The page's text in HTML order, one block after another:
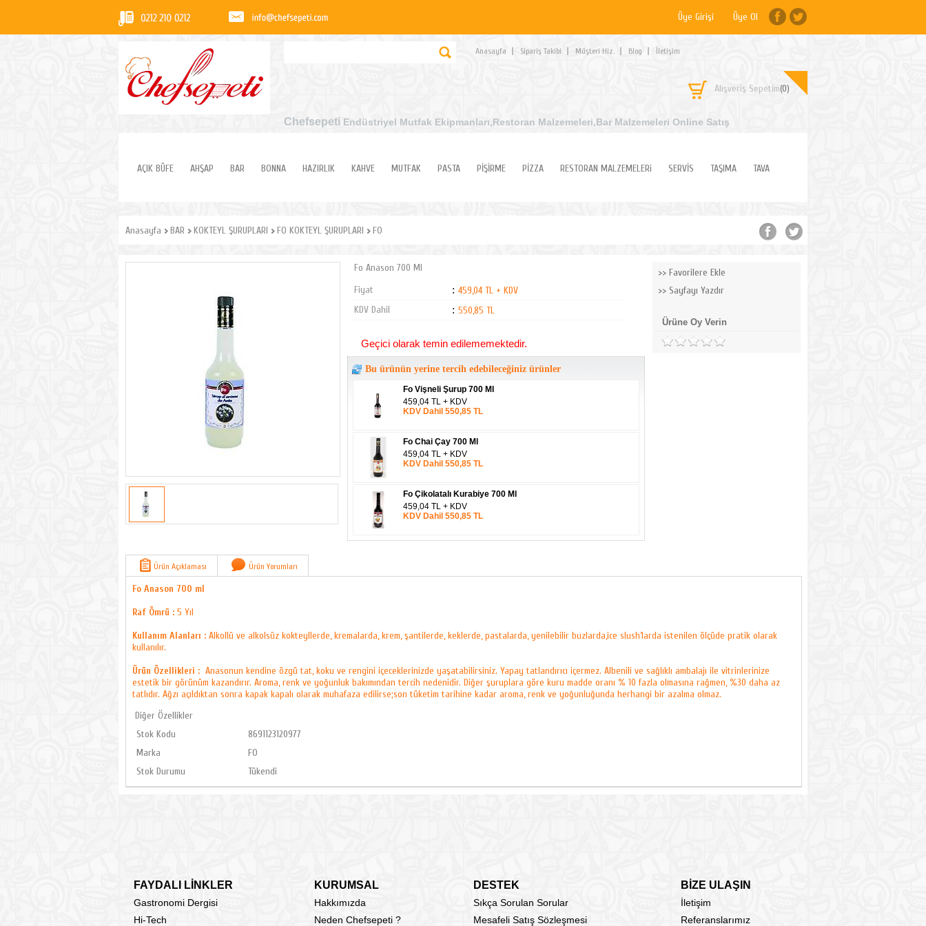
Üye Girişi Üye Ol
Anasayfa Sipariş Takibi Müşteri Hiz. Blog İletişim
Alışveriş Sepetim(0)
Chefsepeti Endüstriyel Mutfak Ekipmanları,Restoran Malzemeleri,Bar Malzemeleri Online Satış
AÇIK BÜFE AHŞAP BAR BONNA HAZIRLIK KAHVE MUTFAK PASTA PİŞİRME PİZZA RESTORAN MALZEMELERi SERVİS TAŞIMA TAVA
Anasayfa BAR KOKTEYL ŞURUPLARI FO KOKTEYL ŞURUPLARI FO
Fo Anason 700 Ml
Fiyat
: 459,04 TL + KDV
KDV Dahil
: 550,85 TL
Geçici olarak temin edilememektedir.
Bu ürünün yerine tercih edebileceğiniz ürünler
Fo Vişneli Şurup 700 Ml
459,04 TL + KDV
KDV Dahil 550,85 TL
Fo Chai Çay 700 Ml
459,04 TL + KDV
KDV Dahil 550,85 TL
Fo Çikolatalı Kurabiye 700 Ml
459,04 TL + KDV
KDV Dahil 550,85 TL
Favorilere Ekle
Sayfayı Yazdır
Ürüne Oy Verin
Ürün Açıklaması Ürün Yorumları
Fo Anason 700 ml
Raf Ömrü : 5 Yıl
Kullanım Alanları : Alkollü ve alkolsüz kokteyllerde, kremalarda, krem, şantilerde, keklerde, pastalarda, yenilebilir buzlarda,ice slush’larda istenilen ölçüde pratik olarak
kullanılır.
Ürün Özellikleri : Anasonun kendine özgü tat, koku ve rengini içeceklerinizde yaşatabilirsiniz. Yapay tatlandırıcı içermez. Albenili ve sağlıklı ambalajı ile vitrinlerinize
estetik bir görünüm kazandırır. Aroma, renk ve yoğunluk bakımından tercih nedenidir. Diğer şuruplara göre kuru madde oranı % 10 fazla olmasına rağmen, %30 daha az
tatlıdır. Ağzı açıldıktan sonra kapak kapalı olarak muhafaza edilirse;son tüketim tarihine kadar aroma, renk ve yoğunluğunda herhangi bir azalma olmaz.
Diğer Özellikler
Stok Kodu
8691123120977
Marka
FO
Stok Durumu
Tükendi
FAYDALI LİNKLER KURUMSAL DESTEK BİZE ULAŞIN
Gastronomi Dergisi Hakkımızda Sıkça Sorulan Sorular
İletişim
Hi-Tech
Neden Chefsepeti ? Mesafeli Satış Sözleşmesi Referanslarımız